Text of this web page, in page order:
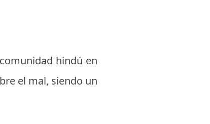
hindú en
el mal, siendo un